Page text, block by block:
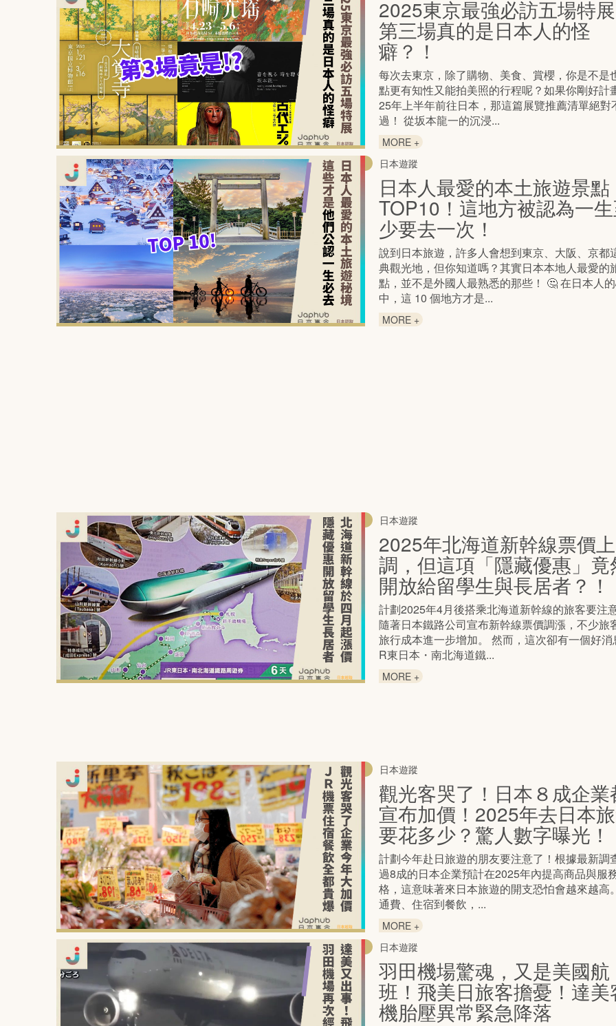
2025東京最強必訪五場特展
第三場真的是日本人的怪
癖？！
每次去東京，除了購物、美食、賞櫻，你是不是
點更有知性又能拍美照的行程呢？如果你剛好計
25年上半年前往日本，那這篇展覽推薦清單絕對
過！ 從坂本龍一的沉浸...
MORE +
日本遊蹤
日本人最愛的本土旅遊景點
TOP10！這地方被認為一
少要去一次！
說到日本旅遊，許多人會想到東京、大阪、京都
典觀光地，但你知道嗎？其實日本本地人最愛的
點，並不是外國人最熟悉的那些！ 🤔 在日本人
中，這 10 個地方才是...
MORE +
日本遊蹤
2025年北海道新幹線票價上
調，但這項「隱藏優惠」竟
開放給留學生與長居者？！
計劃2025年4月後搭乘北海道新幹線的旅客要注
隨著日本鐵路公司宣布新幹線票價調漲，不少旅
旅行成本進一步增加。 然而，這次卻有一個好消
R東日本・南北海道鐵...
MORE +
日本遊蹤
觀光客哭了！日本８成企業
宣布加價！2025年去日本
要花多少？驚人數字曝光！
計劃今年赴日旅遊的朋友要注意了！根據最新調
過8成的日本企業預計在2025年內提高商品與服
格，這意味著來日本旅遊的開支恐怕會越來越高
通費、住宿到餐飲，...
MORE +
日本遊蹤
羽田機場驚魂，又是美國航
班！飛美日旅客擔憂！達美
機胎壓異常緊急降落